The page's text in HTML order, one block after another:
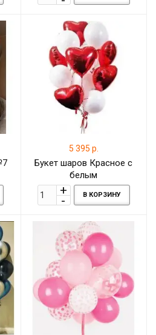
5 395 р.
Букет шаров Красное с
белым
В КОРЗИНУ